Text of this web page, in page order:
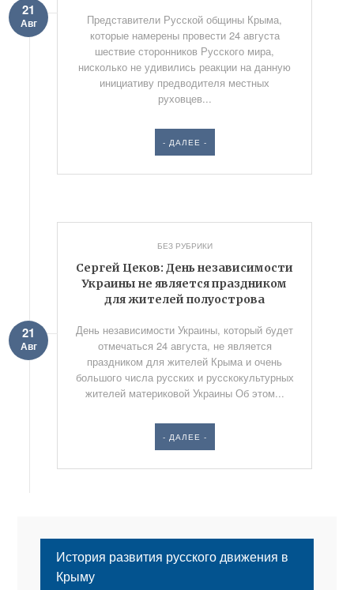
21
Авг
Представители Русской общины Крыма,
которые намерены провести 24 августа
шествие сторонников Русского мира,
нисколько не удивились реакции на данную
инициативу предводителя местных
руховцев...
- ДАЛЕЕ -
БЕЗ РУБРИКИ
Сергей Цеков: День независимости
Украины не является праздником
для жителей полуострова
21
Авг
День независимости Украины, который будет
отмечаться 24 августа, не является
праздником для жителей Крыма и очень
большого числа русских и русскокультурных
жителей материковой Украины Об этом...
- ДАЛЕЕ -
История развития русского движения в
Крыму